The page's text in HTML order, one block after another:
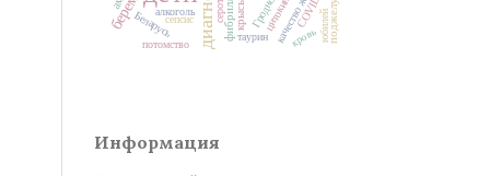
крысы
алкоголь цитокины
сепсис
Беларусь Гродно
потомство
юбилей
кровь
таурин
Информация